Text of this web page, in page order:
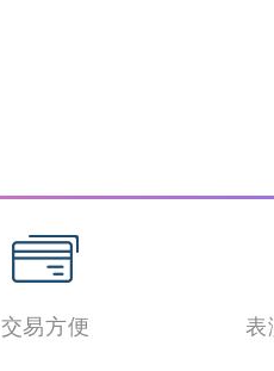
交易方便 表